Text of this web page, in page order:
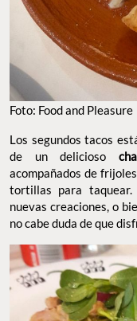
Foto: Food and Pleasure
Los segundos tacos
de un delicioso
acompañados de
tortillas para taquear.
nuevas creaciones, o
no cabe duda de que